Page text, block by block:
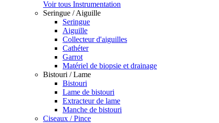
Voir tous Instrumentation
Seringue / Aiguille
Seringue
Aiguille
Collecteur d'aiguilles
Cathéter
Garrot
Matériel de biopsie et drainage
Bistouri / Lame
Bistouri
Lame de bistouri
Extracteur de lame
Manche de bistouri
Ciseaux / Pince